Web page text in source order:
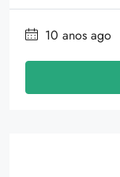
10 anos ago